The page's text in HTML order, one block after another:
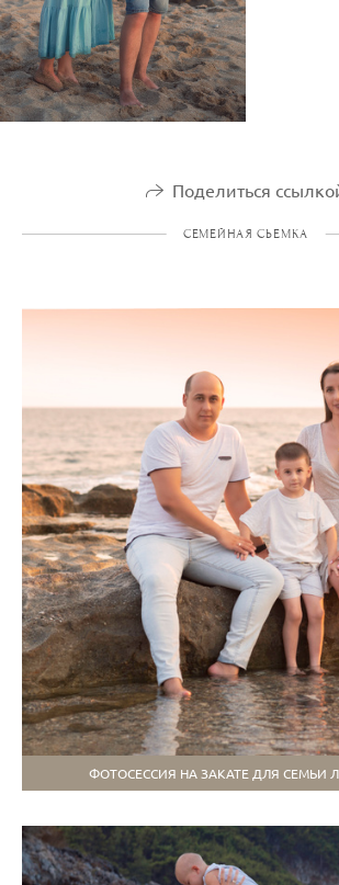
Поделиться
СЕМЕЙНАЯ СЬЕМКА
ФОТОСЕССИЯ НА ЗАКАТЕ ДЛЯ